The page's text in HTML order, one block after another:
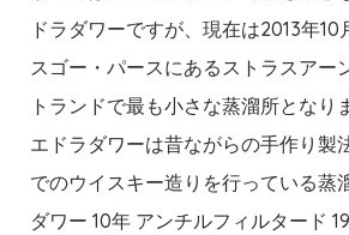
ドラダワーですが、現在は2013年10
スゴー・パースにあるストラスアー
トランドで最も小さな蒸溜所となり
エドラダワーは昔ながらの手作り製
でのウイスキー造りを行っている蒸
ダワー 10年 アンチルフィルタード